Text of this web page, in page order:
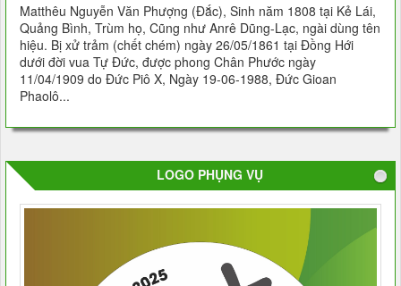
Matthêu Nguyễn Văn Phượng (Ðắc), Sinh năm 1808 tại Kẻ Lái,
Quảng Bình, Trùm họ, Cũng như Anrê Dũng-Lạc, ngài dùng tên
hiệu. Bị xử trảm (chết chém) ngày 26/05/1861 tại Ðồng Hới
dưới đời vua Tự Ðức, được phong Chân Phước ngày
11/04/1909 do Ðức Piô X, Ngày 19-06-1988, Đức Gioan
Phaolô...
LOGO PHỤNG VỤ